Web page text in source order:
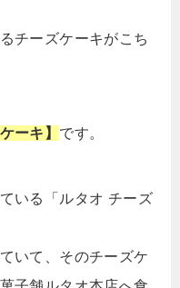
チーズケーキがこち
ーキ】 です。
いる「ルタオ チーズ
いて、そのチーズケ